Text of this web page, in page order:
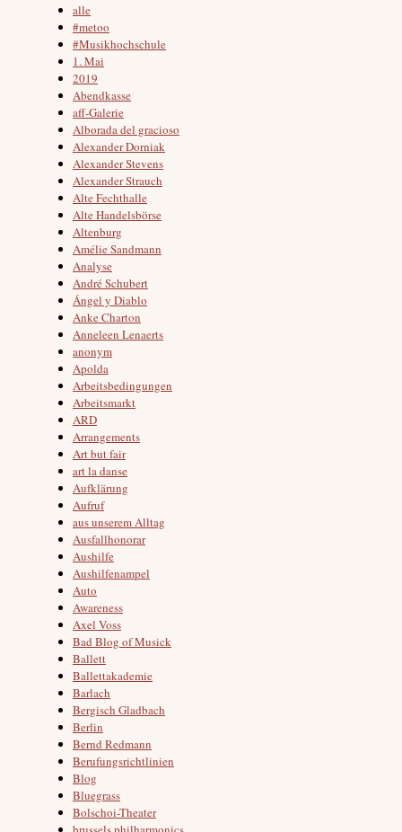
alle
#metoo
#Musikhochschule
1. Mai
2019
Abendkasse
aff-Galerie
Alborada del gracioso
Alexander Dorniak
Alexander Stevens
Alexander Strauch
Alte Fechthalle
Alte Handelsbörse
Altenburg
Amélie Sandmann
Analyse
André Schubert
Ángel y Diablo
Anke Charton
Anneleen Lenaerts
anonym
Apolda
Arbeitsbedingungen
Arbeitsmarkt
ARD
Arrangements
Art but fair
art la danse
Aufklärung
Aufruf
aus unserem Alltag
Ausfallhonorar
Aushilfe
Aushilfenampel
Auto
Awareness
Axel Voss
Bad Blog of Musick
Ballett
Ballettakademie
Barlach
Bergisch Gladbach
Berlin
Bernd Redmann
Berufungsrichtlinien
Blog
Bluegrass
Bolschoi-Theater